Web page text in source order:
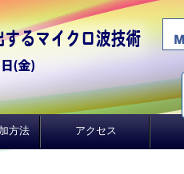
方法 アクセス